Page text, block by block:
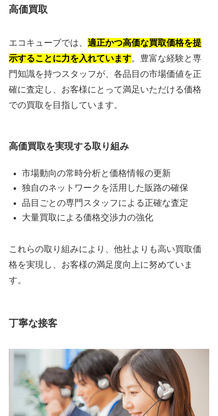
高価買取
エコキューブでは、 適正かつ高価な買取価格を提
示することに力を入れています。豊富な経験と専
門知識を持つスタッフが、各品目の市場価値を正
確に査定し、お客様にとって満足いただける価格
での買取を目指しています。
高価買取を実現する取り組み
市場動向の常時分析と価格情報の更新
独自のネットワークを活用した販路の確保
品目ごとの専門スタッフによる正確な査定
大量買取による価格交渉力の強化
これらの取り組みにより、他社よりも高い買取価
格を実現し、お客様の満足度向上に努めていま
す。
丁寧な接客